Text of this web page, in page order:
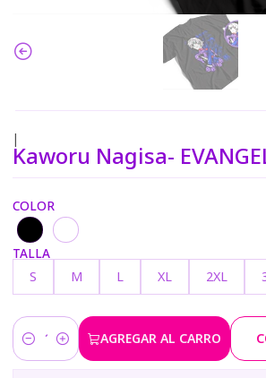
|
Kaworu Nagisa-
COLOR
TALLA
S
M L XL 2XL
Cantidad
AGREGAR AL CARRO